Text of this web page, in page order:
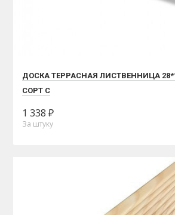
ДОСКА ТЕРРАСНАЯ ЛИСТВЕННИЦА
СОРТ С
1 338 ₽
За штуку